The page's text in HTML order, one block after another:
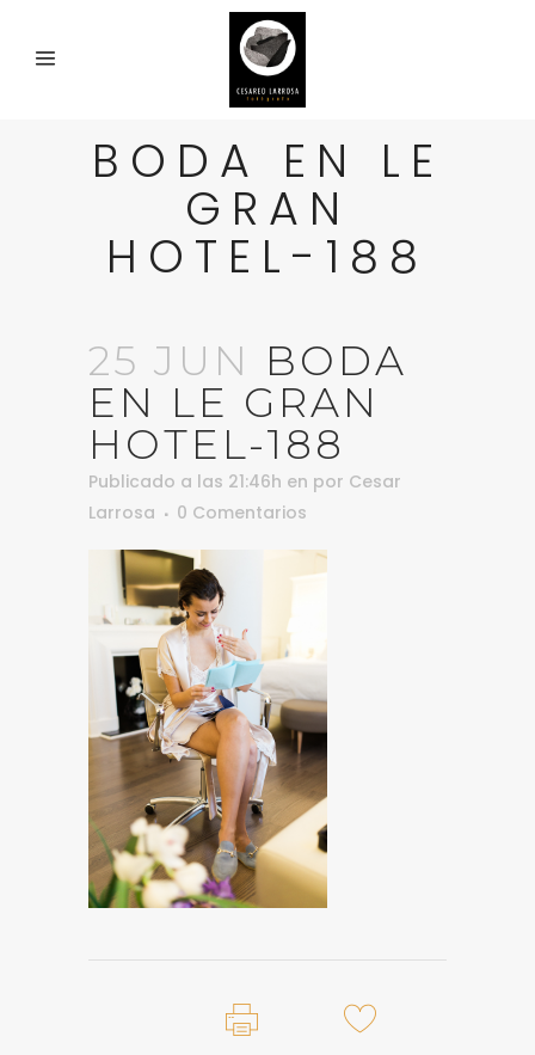
BODA EN LE
GRAN
HOTEL-188
25 JUN BODA
EN LE GRAN
HOTEL-188
Publicado a las 21:46h en por Cesar
Larrosa
0 Comentarios